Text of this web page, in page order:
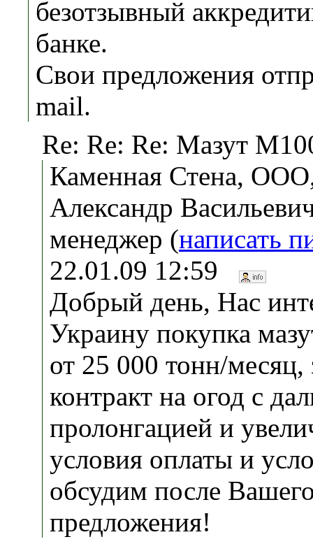
безотзывный
банке.
Свои предложения
mail.
Re: Re: Re: Мазут
Каменная Стена,
Александр
менеджер (написать
22.01.09 12:59
Добрый день, Нас
Украину покупка
от 25 000 тонн/месяц,
контракт на огод с
пролонгацией и
условия оплаты и
обсудим после
предложения!